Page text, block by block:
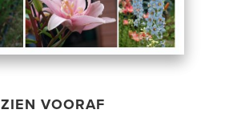
ZIEN VOORAF